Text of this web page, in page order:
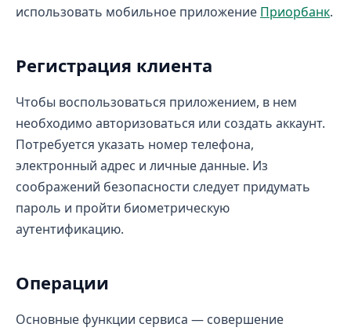
использовать мобильное приложение Приорбанк.
Регистрация клиента
Чтобы воспользоваться приложением, в нем
необходимо авторизоваться или создать аккаунт.
Потребуется указать номер телефона,
электронный адрес и личные данные. Из
соображений безопасности следует придумать
пароль и пройти биометрическую
аутентификацию.
Операции
Основные функции сервиса — совершение